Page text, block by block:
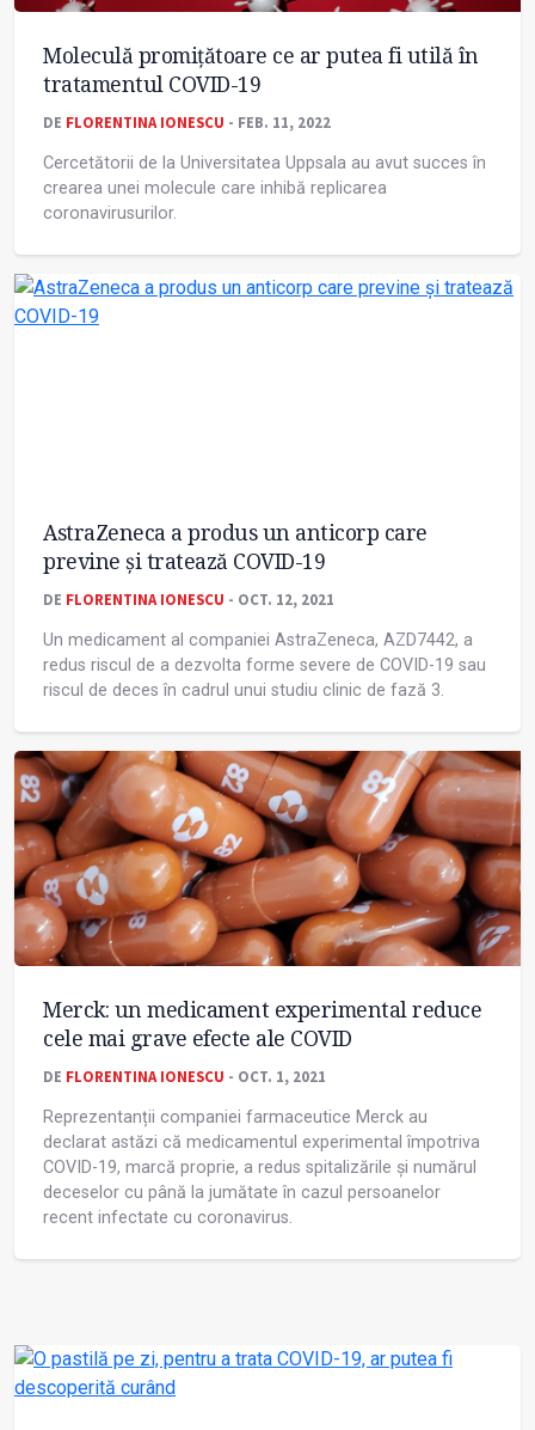
Moleculă promițătoare ce ar putea fi utilă în
tratamentul COVID-19
DE FLORENTINA IONESCU - FEB. 11, 2022
Cercetătorii de la Universitatea Uppsala au avut succes în
crearea unei molecule care inhibă replicarea
coronavirusurilor.
AstraZeneca a produs un anticorp care
previne și tratează COVID-19
DE FLORENTINA IONESCU - OCT. 12, 2021
Un medicament al companiei AstraZeneca, AZD7442, a
redus riscul de a dezvolta forme severe de COVID-19 sau
riscul de deces în cadrul unui studiu clinic de fază 3.
Merck: un medicament experimental reduce
cele mai grave efecte ale COVID
DE FLORENTINA IONESCU - OCT. 1, 2021
Reprezentanții companiei farmaceutice Merck au
declarat astăzi că medicamentul experimental împotriva
COVID-19, marcă proprie, a redus spitalizările și numărul
deceselor cu până la jumătate în cazul persoanelor
recent infectate cu coronavirus.